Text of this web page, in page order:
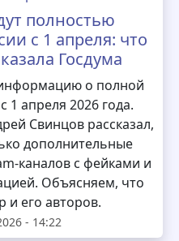
полностью
с 1 апреля: что
Госдума
о полной
1 апреля 2026 года.
Свинцов рассказал,
дополнительные
с фейками и
Объясняем, что
и его авторов.
- 14:22